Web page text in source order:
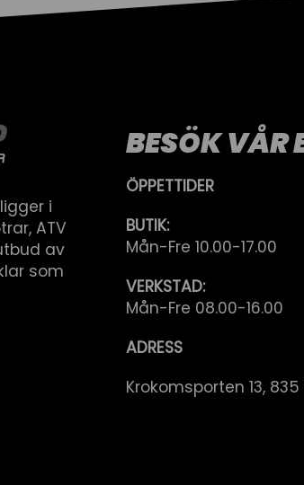
i
ATV
av
som
BESÖK VÅR
ÖPPETTIDER
BUTIK:
Mån-Fre 10.00-17.00
VERKSTAD:
Mån-Fre 08.00-16.00
ADRESS
Krokomsporten 13, 835